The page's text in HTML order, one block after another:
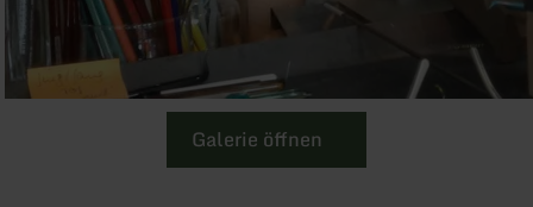
Galerie öffnen